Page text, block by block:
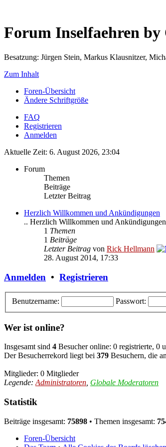
Forum Inselfaehren by
Besatzung: Jürgen Stein, Markus Klausnitzer,
Zum Inhalt
Foren-Übersicht
Ändere Schriftgröße
FAQ
Registrieren
Anmelden
Aktuelle Zeit: 6. August 2026, 23:04
Forum
Themen
Beiträge
Letzter Beitrag
Herzlich Willkommen und Ankündigungen
.. Herzlich Willkommen und Ankündigungen
1 Themen
1 Beiträge
Letzter Beitrag von Rick Hellmann
28. August 2014, 17:33
Anmelden • Registrieren
Benutzername: Passwort:
Wer ist online?
Insgesamt sind 4 Besucher online: 0 registrierte, 0
Der Besucherrekord liegt bei 379 Besuchern, die
Mitglieder: 0 Mitglieder
Legende: Administratoren Globale Moderatoren
Statistik
Beiträge insgesamt: 75898 • Themen insgesamt:
Foren-Übersicht